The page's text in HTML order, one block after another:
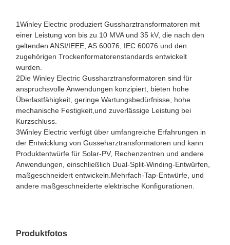
1Winley Electric produziert Gussharztransformatoren mit
einer Leistung von bis zu 10 MVA und 35 kV, die nach den
geltenden ANSI/IEEE, AS 60076, IEC 60076 und den
zugehörigen Trockenformatorenstandards entwickelt
wurden.
2Die Winley Electric Gussharztransformatoren sind für
anspruchsvolle Anwendungen konzipiert, bieten hohe
Überlastfähigkeit, geringe Wartungsbedürfnisse, hohe
mechanische Festigkeit,und zuverlässige Leistung bei
Kurzschluss.
3Winley Electric verfügt über umfangreiche Erfahrungen in
der Entwicklung von Gusseharztransformatoren und kann
Produktentwürfe für Solar-PV, Rechenzentren und andere
Anwendungen, einschließlich Dual-Split-Winding-Entwürfen,
maßgeschneidert entwickeln.Mehrfach-Tap-Entwürfe, und
andere maßgeschneiderte elektrische Konfigurationen.
Produktfotos